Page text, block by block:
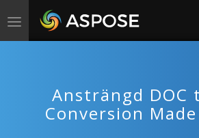
Toggle
Ansträngd DOC
Conversion